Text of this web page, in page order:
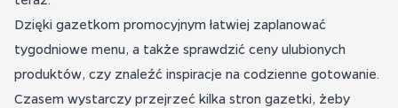
Dzięki gazetkom promocyjnym łatwiej zaplanować
tygodniowe menu, a także sprawdzić ceny ulubionych
produktów, czy znaleźć inspiracje na codzienne gotowanie.
Czasem wystarczy przejrzeć kilka stron gazetki, żeby